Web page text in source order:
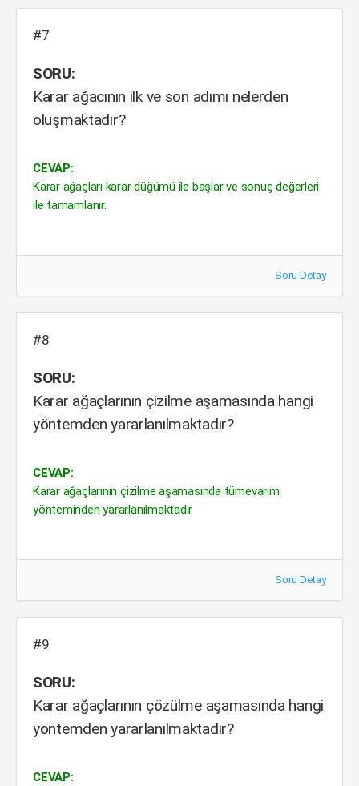
#7
SORU:
Karar ağacının ilk ve son adımı nelerden
oluşmaktadır?
CEVAP:
Karar ağaçları karar düğümü ile başlar ve sonuç değerleri
ile tamamlanır.
Soru Detay
#8
SORU:
Karar ağaçlarının çizilme aşamasında hangi
yöntemden yararlanılmaktadır?
CEVAP:
Karar ağaçlarının çizilme aşamasında tümevarım
yönteminden yararlanılmaktadır
Soru Detay
#9
SORU:
Karar ağaçlarının çözülme aşamasında hangi
yöntemden yararlanılmaktadır?
CEVAP: